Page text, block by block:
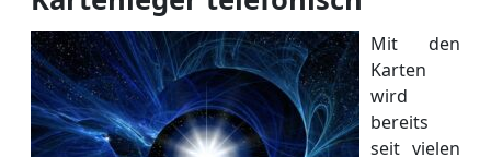
Mit den
Karten
wird
bereits
seit vielen